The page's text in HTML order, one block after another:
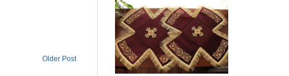
Older Post